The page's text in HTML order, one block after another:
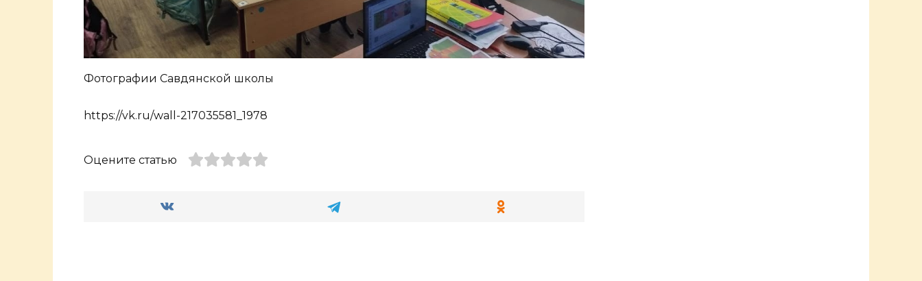
Фотографии Савдянской школы
https://vk.ru/wall-217035581_1978
Оцените статью